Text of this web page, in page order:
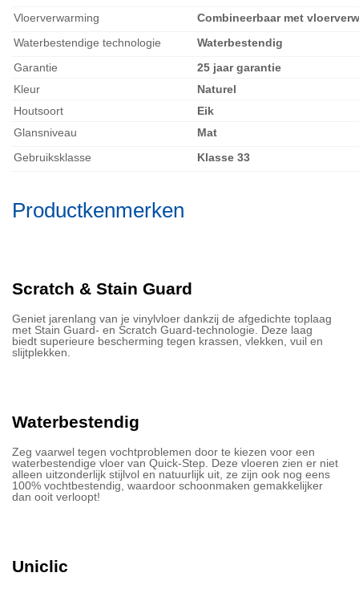
Vloerverwarming
Combineerbaar met
Waterbestendige technologie
Waterbestendig
Garantie
25 jaar garantie
Kleur
Naturel
Houtsoort
Eik
Glansniveau
Mat
Gebruiksklasse
Klasse 33
Productkenmerken
Scratch & Stain Guard
Geniet jarenlang van je vinylvloer dankzij de afgedichte toplaag
met Stain Guard- en Scratch Guard-technologie. Deze laag
biedt superieure bescherming tegen krassen, vlekken, vuil en
slijtplekken.
Waterbestendig
Zeg vaarwel tegen vochtproblemen door te kiezen voor een
waterbestendige vloer van Quick-Step. Deze vloeren zien er niet
alleen uitzonderlijk stijlvol en natuurlijk uit, ze zijn ook nog eens
100% vochtbestendig, waardoor schoonmaken gemakkelijker
dan ooit verloopt!
Uniclic